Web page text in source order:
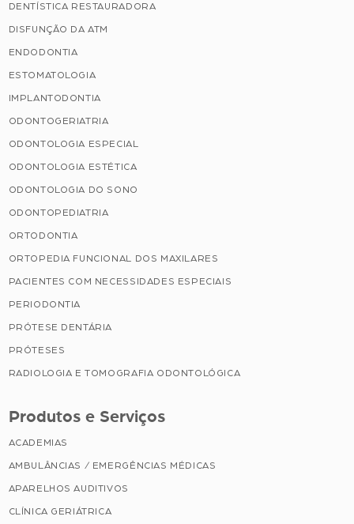
DENTÍSTICA RESTAURADORA
DISFUNÇÃO DA ATM
ENDODONTIA
ESTOMATOLOGIA
IMPLANTODONTIA
ODONTOGERIATRIA
ODONTOLOGIA ESPECIAL
ODONTOLOGIA ESTÉTICA
ODONTOLOGIA DO SONO
ODONTOPEDIATRIA
ORTODONTIA
ORTOPEDIA FUNCIONAL DOS MAXILARES
PACIENTES COM NECESSIDADES ESPECIAIS
PERIODONTIA
PRÓTESE DENTÁRIA
PRÓTESES
RADIOLOGIA E TOMOGRAFIA ODONTOLÓGICA
Produtos e Serviços
ACADEMIAS
AMBULÂNCIAS / EMERGÊNCIAS MÉDICAS
APARELHOS AUDITIVOS
CLÍNICA GERIÁTRICA